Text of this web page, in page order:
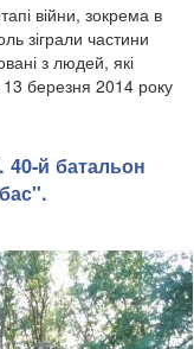
війни, зокрема в
зіграли частини
з людей, які
березня 2014 року
40-й батальон